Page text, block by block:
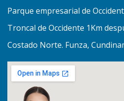
Parque empresarial de
Troncal de Occidente 1Km
Costado Norte. Funza,